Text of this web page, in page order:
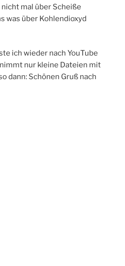
nicht mal über Scheiße
was über Kohlendioxyd
ich wieder nach YouTube
nur kleine Dateien mit
dann: Schönen Gruß nach